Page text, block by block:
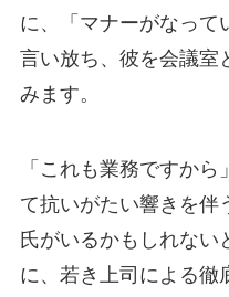
に、「マナーがなって
言い放ち、彼を会議室
みます。
「これも業務ですか
て抗いがたい響きを伴
氏がいるかもしれない
に、若き上司による徹